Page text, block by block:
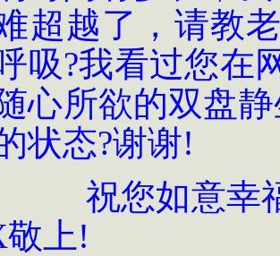
超越了，请教
吸?我看过您在
心所欲的双盘
状态?谢谢!
祝您
上!